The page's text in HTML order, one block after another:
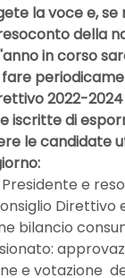
la voce e,
della
in corso
2022-
iscritte di
le candidate
e
bilancio
e votazione